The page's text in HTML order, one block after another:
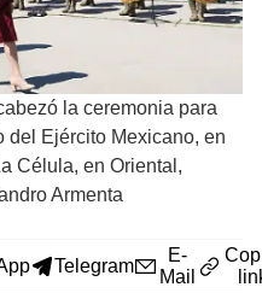
la ceremonia para
del Ejército Mexicano, en
Célula, en Oriental,
Armenta
Telegram
E-
Mail